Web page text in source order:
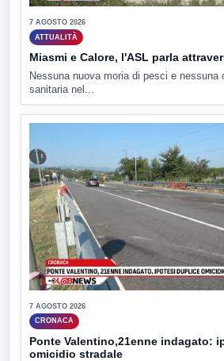
7 AGOSTO 2026
ATTUALITÀ
Miasmi e Calore, l'ASL parla
Nessuna nuova moria di pesci e nessuna
sanitaria nel...
7 AGOSTO 2026
CRONACA
Ponte Valentino,21enne indagato:
omicidio stradale